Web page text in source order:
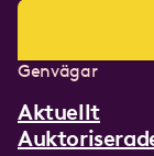
Genvägar
Aktuellt